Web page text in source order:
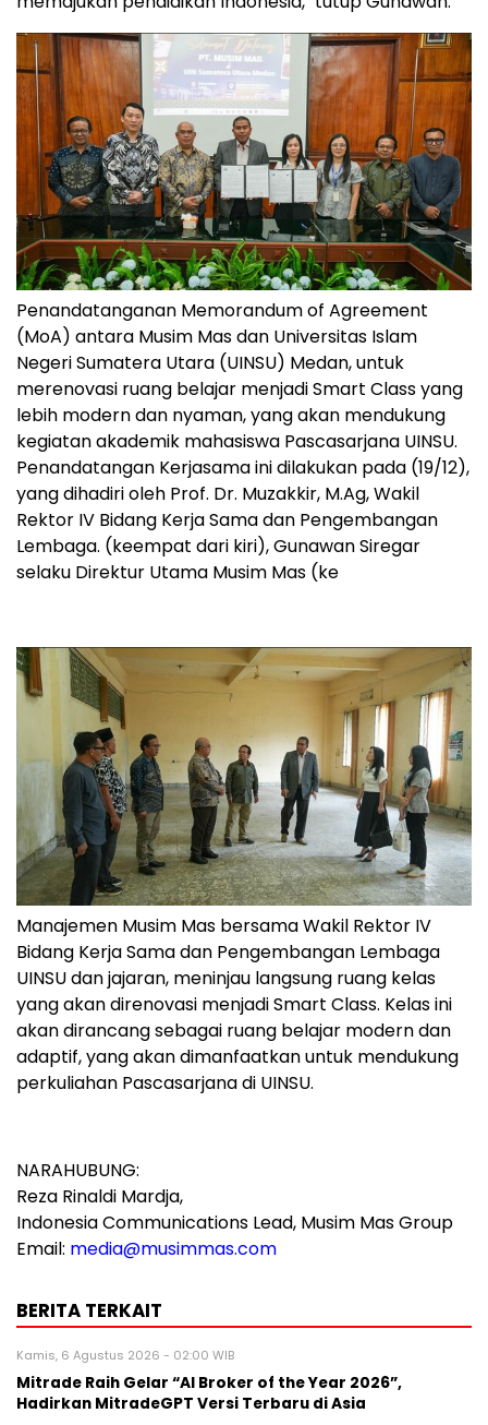
Penandatanganan Memorandum of Agreement
(MoA) antara Musim Mas dan Universitas Islam
Negeri Sumatera Utara (UINSU) Medan, untuk
merenovasi ruang belajar menjadi Smart Class yang
lebih modern dan nyaman, yang akan mendukung
kegiatan akademik mahasiswa Pascasarjana UINSU.
Penandatangan Kerjasama ini dilakukan pada (19/12),
yang dihadiri oleh Prof. Dr. Muzakkir, M.Ag, Wakil
Rektor IV Bidang Kerja Sama dan Pengembangan
Lembaga. (keempat dari kiri), Gunawan Siregar
selaku Direktur Utama Musim Mas (ke
Manajemen Musim Mas bersama Wakil Rektor IV
Bidang Kerja Sama dan Pengembangan Lembaga
UINSU dan jajaran, meninjau langsung ruang kelas
yang akan direnovasi menjadi Smart Class. Kelas ini
akan dirancang sebagai ruang belajar modern dan
adaptif, yang akan dimanfaatkan untuk mendukung
perkuliahan Pascasarjana di UINSU.
NARAHUBUNG:
Reza Rinaldi Mardja,
Indonesia Communications Lead, Musim Mas Group
Email: media@musimmas.com
BERITA TERKAIT
Kamis, 6 Agustus 2026 - 02:00 WIB
Mitrade Raih Gelar “AI Broker of the Year 2026”,
Hadirkan MitradeGPT Versi Terbaru di Asia